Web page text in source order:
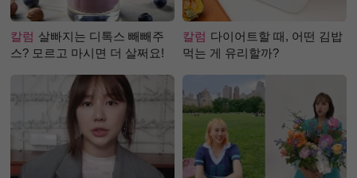
칼럼 살빠지는 디톡스 빼빼주
스? 모르고 마시면 더 살쩌요!
칼럼 다이어트할 때, 어떤 김밥
먹는 게 유리할까?